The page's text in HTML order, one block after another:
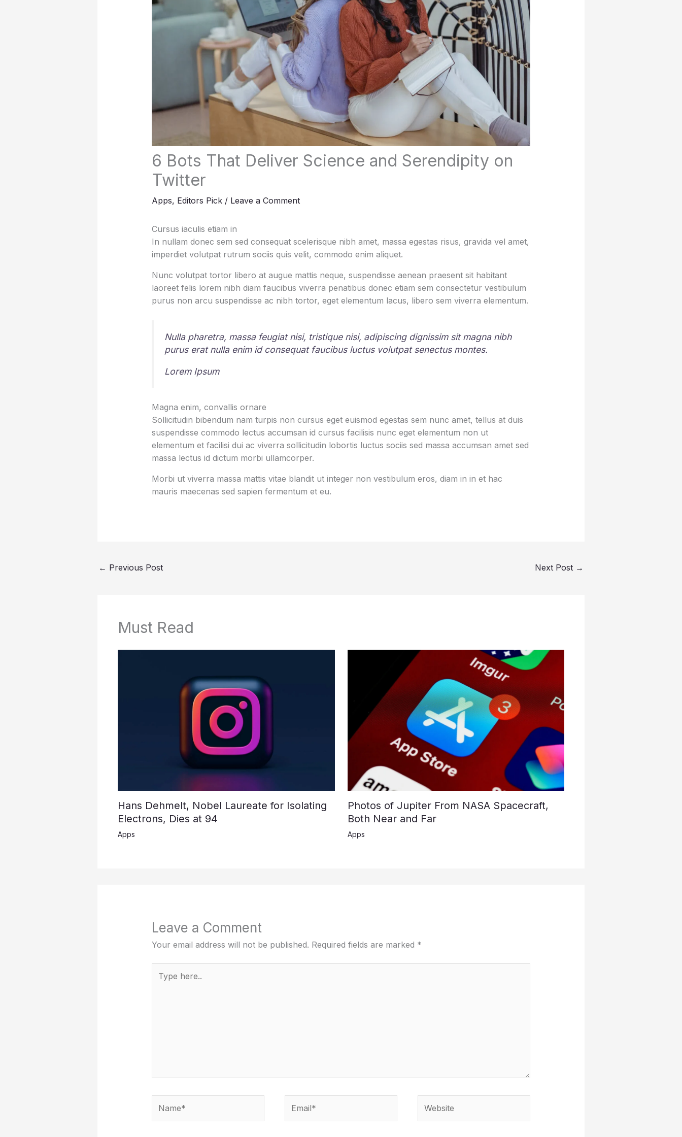
6 Bots That Deliver Science and Serendipity on
Twitter
Apps, Editors Pick/ Leave a Comment
Cursus iaculis etiam in
In nullam donec sem sed consequat scelerisque nibh amet, massa egestas risus, gravida vel amet,
imperdiet volutpat rutrum sociis quis velit, commodo enim aliquet.
Nunc volutpat tortor libero at augue mattis neque, suspendisse aenean praesent sit habitant
laoreet felis lorem nibh diam faucibus viverra penatibus donec etiam sem consectetur vestibulum
purus non arcu suspendisse ac nibh tortor, eget elementum lacus, libero sem viverra elementum.
Nulla pharetra, massa feugiat nisi, tristique nisi, adipiscing dignissim sit magna nibh
purus erat nulla enim id consequat faucibus luctus volutpat senectus montes.
Lorem Ipsum
Magna enim, convallis ornare
Sollicitudin bibendum nam turpis non cursus eget euismod egestas sem nunc amet, tellus at duis
suspendisse commodo lectus accumsan id cursus facilisis nunc eget elementum non ut
elementum et facilisi dui ac viverra sollicitudin lobortis luctus sociis sed massa accumsan amet sed
massa lectus id dictum morbi ullamcorper.
Morbi ut viverra massa mattis vitae blandit ut integer non vestibulum eros, diam in in et hac
mauris maecenas sed sapien fermentum et eu.
← Previous Post Next Post →
Must Read
Hans Dehmelt, Nobel Laureate for Isolating
Electrons, Dies at 94
Apps
Photos of Jupiter From NASA Spacecraft,
Both Near and Far
Apps
Leave a Comment
Your email address will not be published. Required fields are marked *
here..